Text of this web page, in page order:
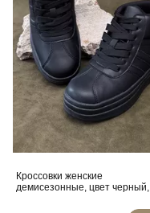
Кроссовки женские
демисезонные, цвет черный,